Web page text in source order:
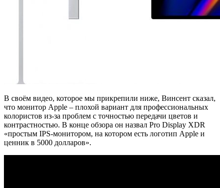
В своём видео, которое мы прикрепили ниже, Винсент сказал,
что монитор Apple – плохой вариант для профессиональных
колористов из-за проблем с точностью передачи цветов и
контрастностью. В конце обзора он назвал Pro Display XDR
«простым IPS-монитором, на котором есть логотип Apple и
ценник в 5000 долларов».